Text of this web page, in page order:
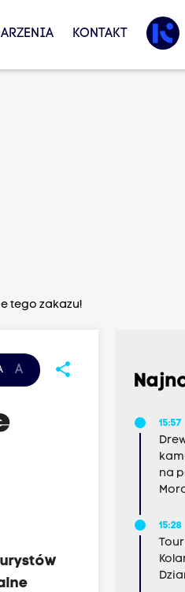
KONTAKT
tego zakazu!
A share
15:57
na
15:28